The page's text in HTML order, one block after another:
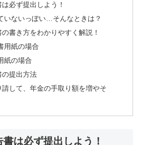
必ず提出しよう！
いないっぽい…そんなときは？
書き方をわかりやすく解説！
用紙の場合
紙の場合
の提出方法
して、年金の手取り額を増やそ
は必ず提出しよう！